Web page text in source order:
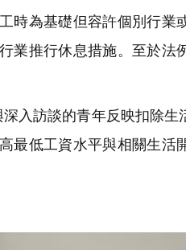
為基礎但容許個別行業
業推行休息措施。至於法
入訪談的青年反映扣除生
最低工資水平與相關生活